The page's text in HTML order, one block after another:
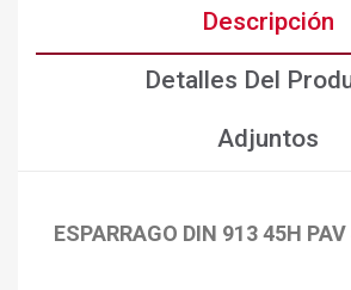
Descripción
Detalles Del
Adjuntos
ESPARRAGO DIN 913 45H